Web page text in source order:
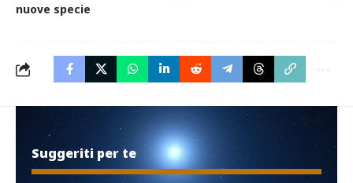
nuove specie
Suggeriti per te